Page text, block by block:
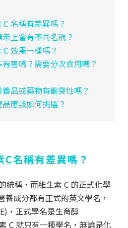
名稱有差異嗎？
上會有不同名稱？
效果一樣嗎？
害嗎？需要分次食用嗎？
品或藥物有衝突性嗎？
應該如何挑選？
C名稱有差異嗎 ？
統稱，而維生素 C 的正式化學
成分都有正式的英文學名，
，正式學名是生育醇
C 就只有一種學名，無論是化